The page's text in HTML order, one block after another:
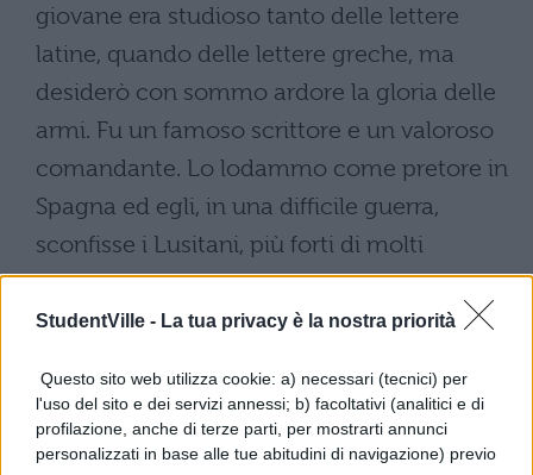
StudentVille - La tua privacy è la nostra priorità
Questo sito web utilizza cookie: a) necessari (tecnici) per
l'uso del sito e dei servizi annessi; b) facoltativi (analitici e di
profilazione, anche di terze parti, per mostrarti annunci
personalizzati in base alle tue abitudini di navigazione) previo
giovane era studioso tanto delle lettere
latine, quando delle lettere greche, ma
desiderò con sommo ardore la gloria delle
armi. Fu un famoso scrittore e un valoroso
comandante. Lo lodammo come pretore in
Spagna ed egli, in una difficile guerra,
sconfisse i Lusitani, più forti di molti
abitanti della Spagna. In seguito con varie e
più difficili battaglie sottomise i popoli della
gli assalti dei barbari. Aveva stretto
un'alleanza con Pompeo e Crasso, ma dopo